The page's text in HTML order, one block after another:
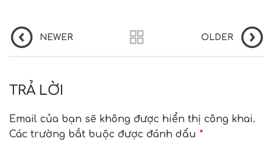
NEWER OLDER
TRẢ LỜI
Email của bạn sẽ không được hiển thị công khai.
Các trường bắt buộc được đánh dấu *